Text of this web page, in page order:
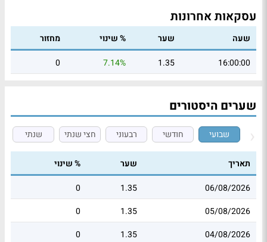
עסקאות אחרונות
שעה שער % שינוי
מחזור
16:00:00
1.35
7.14%
0
שערים היסטורים
שבועי חודשי רבעוני חצי שנתי שנתי
תאריך שער
% שינוי
06/08/2026
1.35
0
05/08/2026
1.35
0
04/08/2026
1.35
0